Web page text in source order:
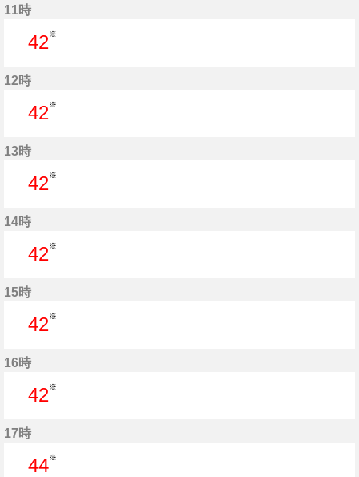
11時
42※
12時
42※
13時
42※
14時
42※
15時
42※
16時
42※
17時
44※